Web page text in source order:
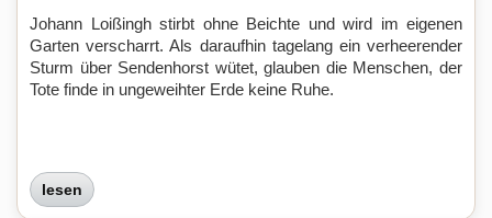
Johann Loißingh stirbt ohne Beichte und wird im eigenen
Garten verscharrt. Als daraufhin tagelang ein verheerender
Sturm über Sendenhorst wütet, glauben die Menschen, der
Tote finde in ungeweihter Erde keine Ruhe.
lesen